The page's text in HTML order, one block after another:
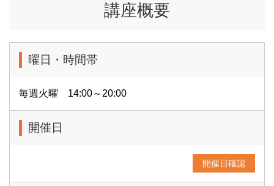
講座概要
曜日・時間帯
毎週火曜 14:00～20:00
開催日
開催日確認